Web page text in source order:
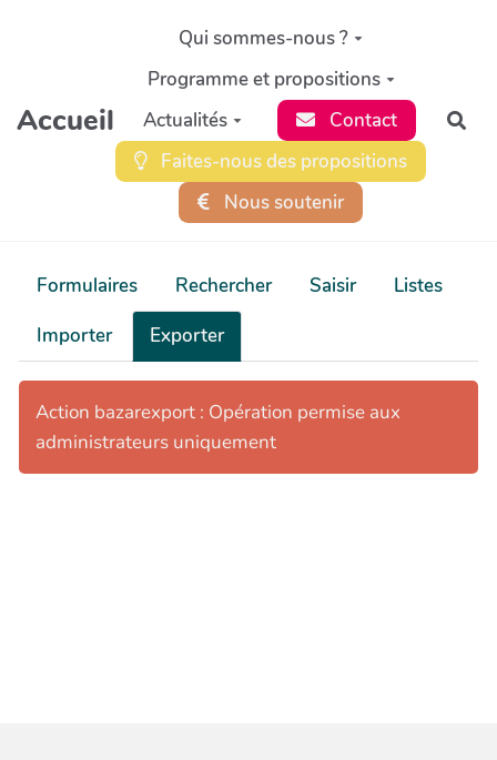
Aller au contenu principal
Accueil
Qui sommes-nous ?
Programme et propositions
Actualités
Contact
Faites-nous des propositions
Nous soutenir
Formulaires Rechercher Saisir
Listes
Importer
Exporter
Action bazarexport : Opération permise aux
administrateurs uniquement